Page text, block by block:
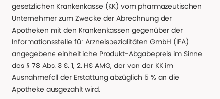
gesetzlichen Krankenkasse (KK) vom pharmazeutischen
Unternehmer zum Zwecke der Abrechnung der
Apotheken mit den Krankenkassen gegenüber der
Informationsstelle für Arzneispezialitäten GmbH (IFA)
angegebene einheitliche Produkt-Abgabepreis im Sinne
des § 78 Abs. 3 S. 1, 2. HS AMG, der von der KK im
Ausnahmefall der Erstattung abzüglich 5 % an die
Apotheke ausgezahlt wird.